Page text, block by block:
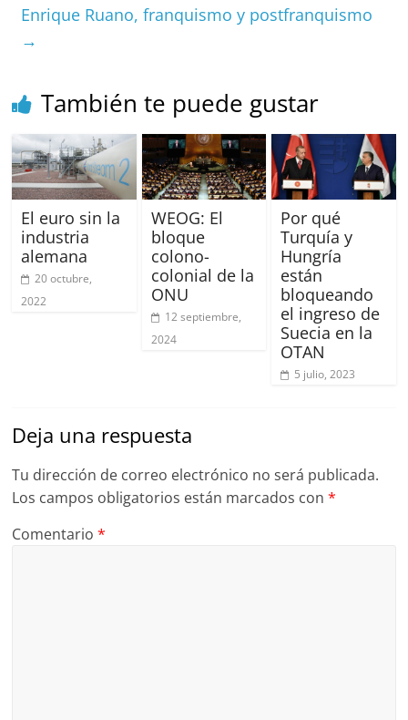
o p s tir
Enrique Ruano, franquismo y postfranquismo
→
También te puede gustar
El euro sin la
industria
alemana
20 octubre,
2022
WEOG: El
bloque
colono-
colonial de la
ONU
12 septiembre,
2024
Por qué
Turquía y
Hungría
están
bloqueando
el ingreso de
Suecia en la
OTAN
5 julio, 2023
Deja una respuesta
Tu dirección de correo electrónico no será publicada.
Los campos obligatorios están marcados con*
Comentario*